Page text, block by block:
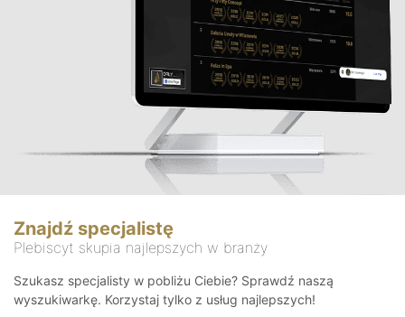
Znajdź specjalistę
Plebiscyt skupia najlepszych w branży
Szukasz specjalisty w pobliżu Ciebie? Sprawdź naszą
wyszukiwarkę. Korzystaj tylko z usług najlepszych!